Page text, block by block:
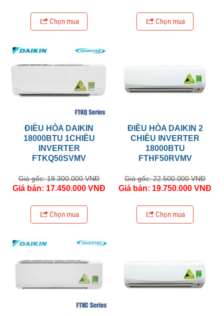
Chọn mua Chọn mua
ĐIỀU HÒA DAIKIN
18000BTU 1CHIỀU
INVERTER
FTKQ50SVMV
Giá gốc: 19.300.000 VNĐ
Giá bán: 17.450.000 VNĐ
Chọn mua
ĐIỀU HÒA DAIKIN 2
CHIỀU INVERTER
18000BTU
FTHF50RVMV
Giá gốc: 22.500.000 VNĐ
Giá bán: 19.750.000 VNĐ
Chọn mua